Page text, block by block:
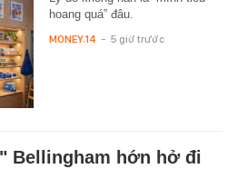
hoang quá” đâu.
MONEY.14 - 5 giờ trước
Bellingham hớn hở đi